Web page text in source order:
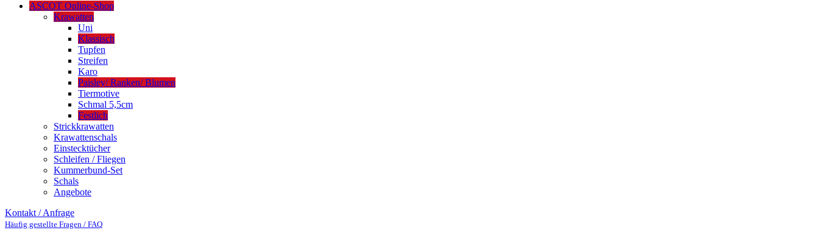
ASCOT Online-Shop
Krawatten
Uni
Klassisch
Tupfen
Streifen
Karo
Paisley/ Ranken/ Blumen
Tiermotive
Schmal 5,5cm
Festlich
Strickkrawatten
Krawattenschals
Einstecktücher
Schleifen / Fliegen
Kummerbund-Set
Schals
Angebote
Kontakt / Anfrage
Häufig gestellte Fragen / FAQ